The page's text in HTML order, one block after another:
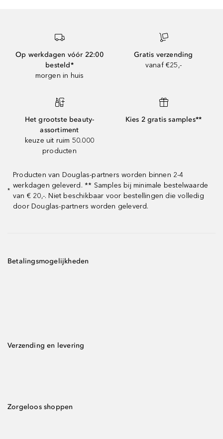
Op werkdagen vóór 22:00
besteld*
morgen in huis
Gratis verzending
vanaf €25,-
Het grootste beauty-
assortiment
keuze uit ruim 50.000
producten
Kies 2 gratis samples**
*
Producten van Douglas-partners worden binnen 2-4
werkdagen geleverd. ** Samples bij minimale bestelwaarde
van € 20,-. Niet beschikbaar voor bestellingen die volledig
door Douglas-partners worden geleverd.
Betalingsmogelijkheden
Verzending en levering
Zorgeloos shoppen